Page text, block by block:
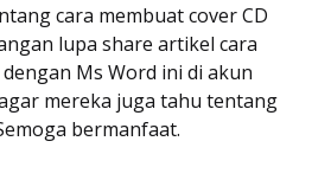
cara membuat cover CD
lupa share artikel cara
Ms Word ini di akun
mereka juga tahu tentang
bermanfaat.